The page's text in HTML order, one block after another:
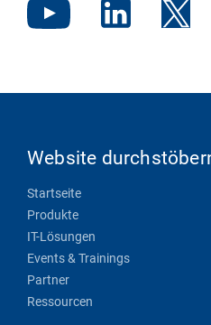
Website
Startseite
Produkte
IT-Lösungen
Events & Trainings
Partner
Ressourcen